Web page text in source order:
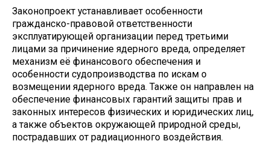
Законопроект устанавливает особенности
гражданско-правовой ответственности
эксплуатирующей организации перед третьими
лицами за причинение ядерного вреда, определяет
механизм её финансового обеспечения и
особенности судопроизводства по искам о
возмещении ядерного вреда. Также он направлен на
обеспечение финансовых гарантий защиты прав и
законных интересов физических и юридических лиц,
а также объектов окружающей природной среды,
пострадавших от радиационного воздействия.